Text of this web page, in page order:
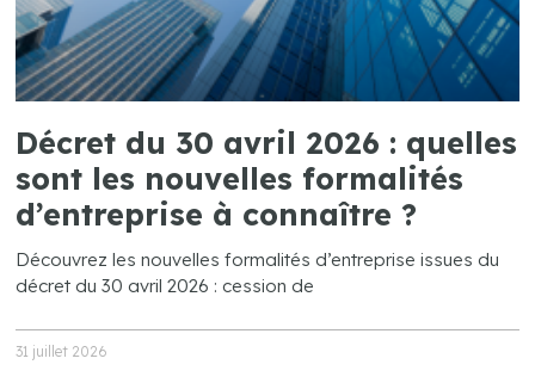
Décret du 30 avril 2026 : quelles
sont les nouvelles formalités
d’entreprise à connaître ?
Découvrez les nouvelles formalités d’entreprise issues du
décret du 30 avril 2026 : cession de
31 juillet 2026